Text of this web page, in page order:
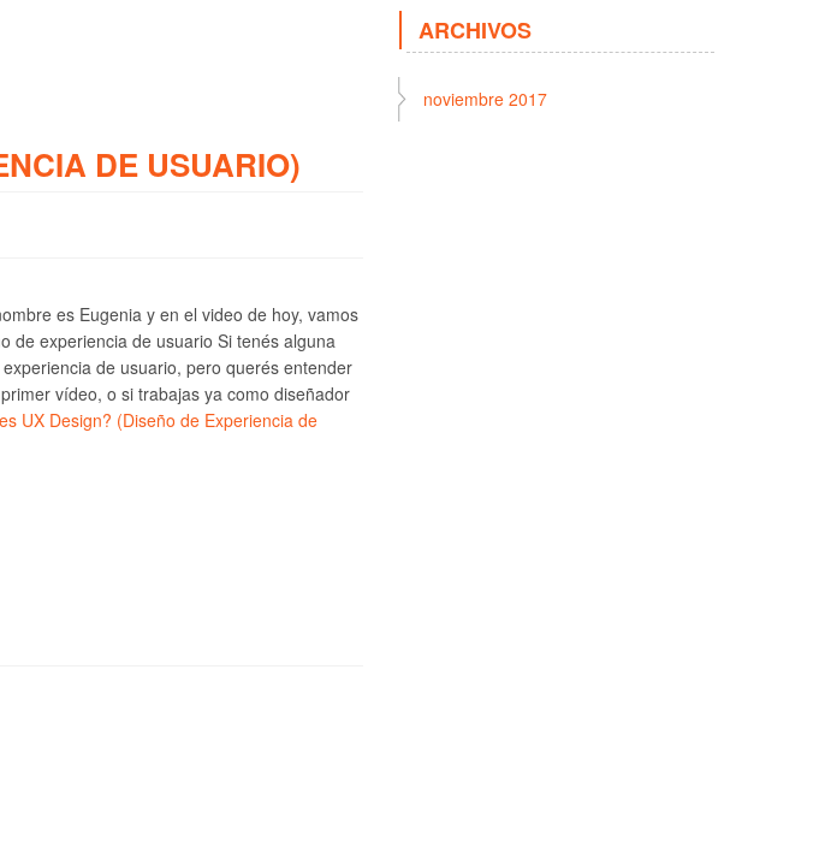
DE USUARIO)
es Eugenia y en el video de hoy, vamos
de experiencia de usuario Si tenés alguna
de usuario, pero querés entender
vídeo, o si trabajas ya como diseñador
UX Design? (Diseño de Experiencia de
ARCHIVOS
noviembre 2017